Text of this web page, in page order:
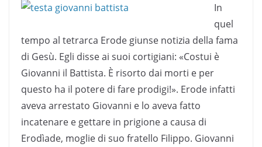
In
quel
tempo al tetrarca Erode giunse notizia della fama
di Gesù. Egli disse ai suoi cortigiani: «Costui è
Giovanni il Battista. È risorto dai morti e per
questo ha il potere di fare prodigi!». Erode infatti
aveva arrestato Giovanni e lo aveva fatto
incatenare e gettare in prigione a causa di
Erodìade, moglie di suo fratello Filippo. Giovanni